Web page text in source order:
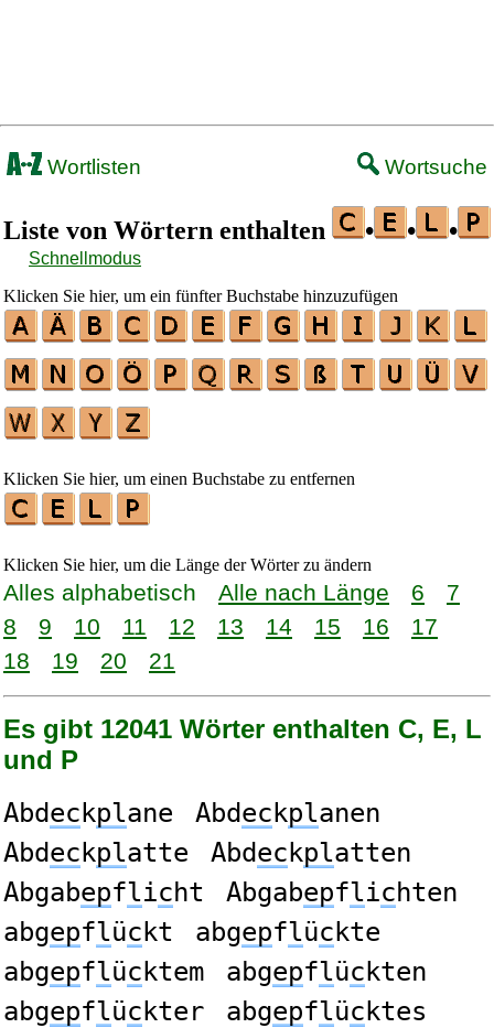
Wortlisten Wortsuche
Liste von Wörtern enthalten • • •
Schnellmodus
Klicken Sie hier, um ein fünfter Buchstabe hinzuzufügen
Klicken Sie hier, um einen Buchstabe zu entfernen
Klicken Sie hier, um die Länge der Wörter zu ändern
Alles alphabetisch Alle nach Länge 6
7
8
9 10 11 12 13 14 15 16
17
18
19 20 21
Es gibt 12041 Wörter enthalten C, E, L
und P
Abdec kplane Abdec kplanen
Abdec kplatte Abdec kplatten
Abgabepflicht Abgabepflichten
abgepflüc kt abgepflüc kte
abgepflüc ktem abgepflüc kten
abgepflüc kter abgepflüc ktes